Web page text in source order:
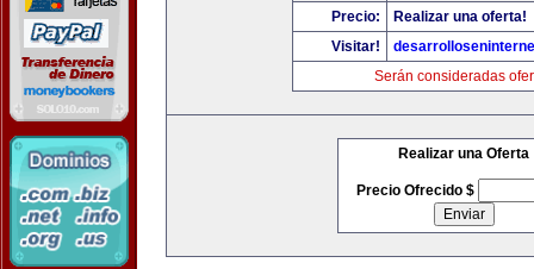
Precio:
Realizar una oferta!
Visitar!
Serán consideradas
Realizar una Oferta
Precio Ofrecido $